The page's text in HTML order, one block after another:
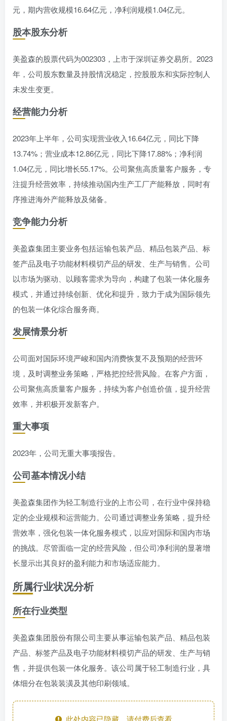
元，期内营收规模16.64亿元，净利润规模1.04亿元。
股本股东分析
美盈森的股票代码为002303，上市于深圳证券交易所。2023
年，公司股东数量及持股情况稳定，控股股东和实际控制人
未发生变更。
经营能力分析
2023年上半年，公司实现营业收入16.64亿元，同比下降
13.74%；营业成本12.86亿元，同比下降17.88%；净利润
1.04亿元，同比增长55.17%。公司聚焦高质量客户服务，专
注提升经营效率，持续推动国内生产工厂产能释放，同时有
序推进海外产能释放及储备。
竞争能力分析
美盈森集团主要业务包括运输包装产品、精品包装产品、标
签产品及电子功能材料模切产品的研发、生产与销售。公司
以市场为驱动、以顾客需求为导向，构建了包装一体化服务
模式，并通过持续创新、优化和提升，致力于成为国际领先
的包装一体化综合服务商。
发展情景分析
公司面对国际环境严峻和国内消费恢复不及预期的经营环
境，及时调整业务策略，严格把控经营风险。在客户方面，
公司聚焦高质量客户服务，持续为客户创造价值，提升经营
效率，并积极开发新客户。
重大事项
2023年，公司无重大事项报告。
公司基本情况小结
美盈森集团作为轻工制造行业的上市公司，在行业中保持稳
定的企业规模和运营能力。公司通过调整业务策略，提升经
营效率，强化包装一体化服务模式，以应对国际和国内市场
的挑战。尽管面临一定的经营风险，但公司净利润的显著增
长显示出其良好的盈利能力和市场适应能力。
所属行业状况分析
所在行业类型
美盈森集团股份有限公司主要从事运输包装产品、精品包装
产品、标签产品及电子功能材料模切产品的研发、生产与销
售，并提供包装一体化服务。该公司属于轻工制造行业，具
体细分在包装装潢及其他印刷领域。
此处内容已隐藏，请付费后查看